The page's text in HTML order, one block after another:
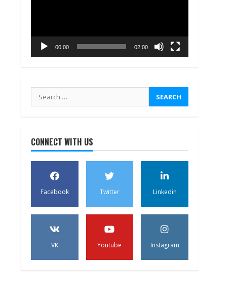
00:00 02:00
Search
for:
CONNECT WITH US
Facebook Twitter Linkedin
VK Youtube Instagram